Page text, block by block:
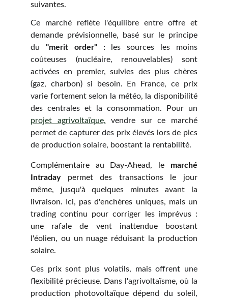
suivantes.
Ce marché reflète l'équilibre entre offre et
demande prévisionnelle, basé sur le principe
du "merit order" :les sources les moins
coûteuses (nucléaire, renouvelables) sont
activées en premier, suivies des plus chères
(gaz, charbon) si besoin. En France, ce prix
varie fortement selon la météo, la disponibilité
des centrales et la consommation. Pour un
projet agrivoltaïque, vendre sur ce marché
permet de capturer des prix élevés lors de pics
de production solaire, boostant la rentabilité.
Complémentaire au Day-Ahead, le marché
Intradaypermet des transactions le jour
même, jusqu'à quelques minutes avant la
livraison. Ici, pas d'enchères uniques, mais un
trading continu pour corriger les imprévus :
une rafale de vent inattendue boostant
l'éolien, ou un nuage réduisant la production
solaire.
Ces prix sont plus volatils, mais offrent une
flexibilité précieuse. Dans l'agrivoltaïsme, où la
production photovoltaïque dépend du soleil,